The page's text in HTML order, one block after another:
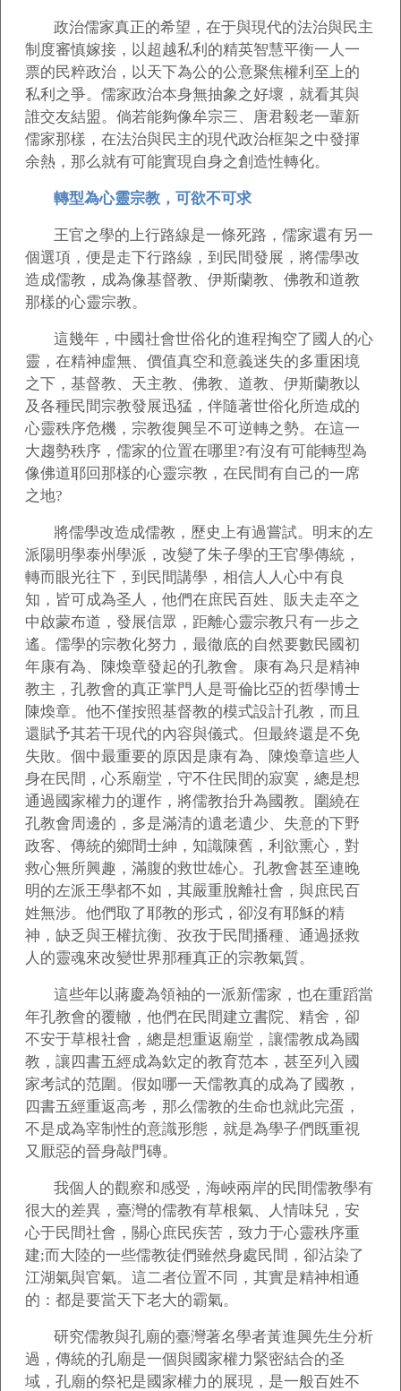
政治儒家真正的希望，在于與現代的法治與民主
制度審慎嫁接，以超越私利的精英智慧平衡一人一
票的民粹政治，以天下為公的公意聚焦權利至上的
私利之爭。儒家政治本身無抽象之好壞，就看其與
誰交友結盟。倘若能夠像牟宗三、唐君毅老一輩新
儒家那樣，在法治與民主的現代政治框架之中發揮
余熱，那么就有可能實現自身之創造性轉化。
轉型為心靈宗教，可欲不可求
王官之學的上行路線是一條死路，儒家還有另一
個選項，便是走下行路線，到民間發展，將儒學改
造成儒教，成為像基督教、伊斯蘭教、佛教和道教
那樣的心靈宗教。
這幾年，中國社會世俗化的進程掏空了國人的心
靈，在精神虛無、價值真空和意義迷失的多重困境
之下，基督教、天主教、佛教、道教、伊斯蘭教以
及各種民間宗教發展迅猛，伴隨著世俗化所造成的
心靈秩序危機，宗教復興呈不可逆轉之勢。在這一
大趨勢秩序，儒家的位置在哪里?有沒有可能轉型為
像佛道耶回那樣的心靈宗教，在民間有自己的一席
之地?
將儒學改造成儒教，歷史上有過嘗試。明末的左
派陽明學泰州學派，改變了朱子學的王官學傳統，
轉而眼光往下，到民間講學，相信人人心中有良
知，皆可成為圣人，他們在庶民百姓、販夫走卒之
中啟蒙布道，發展信眾，距離心靈宗教只有一步之
遙。儒學的宗教化努力，最徹底的自然要數民國初
年康有為、陳煥章發起的孔教會。康有為只是精神
教主，孔教會的真正掌門人是哥倫比亞的哲學博士
陳煥章。他不僅按照基督教的模式設計孔教，而且
還賦予其若干現代的內容與儀式。但最終還是不免
失敗。個中最重要的原因是康有為、陳煥章這些人
身在民間，心系廟堂，守不住民間的寂寞，總是想
通過國家權力的運作，將儒教抬升為國教。圍繞在
孔教會周邊的，多是滿清的遺老遺少、失意的下野
政客、傳統的鄉間士紳，知識陳舊，利欲熏心，對
救心無所興趣，滿腹的救世雄心。孔教會甚至連晚
明的左派王學都不如，其嚴重脫離社會，與庶民百
姓無涉。他們取了耶教的形式，卻沒有耶穌的精
神，缺乏與王權抗衡、孜孜于民間播種、通過拯救
人的靈魂來改變世界那種真正的宗教氣質。
這些年以蔣慶為領袖的一派新儒家，也在重蹈當
年孔教會的覆轍，他們在民間建立書院、精舍，卻
不安于草根社會，總是想重返廟堂，讓儒教成為國
教，讓四書五經成為欽定的教育范本，甚至列入國
家考試的范圍。假如哪一天儒教真的成為了國教，
四書五經重返高考，那么儒教的生命也就此完蛋，
不是成為宰制性的意識形態，就是為學子們既重視
又厭惡的晉身敲門磚。
我個人的觀察和感受，海峽兩岸的民間儒教學有
很大的差異，臺灣的儒教有草根氣、人情味兒，安
心于民間社會，關心庶民疾苦，致力于心靈秩序重
建;而大陸的一些儒教徒們雖然身處民間，卻沾染了
江湖氣與官氣。這二者位置不同，其實是精神相通
的：都是要當天下老大的霸氣。
研究儒教與孔廟的臺灣著名學者黃進興先生分析
過，傳統的孔廟是一個與國家權力緊密結合的圣
域，孔廟的祭祀是國家權力的展現，是一般百姓不